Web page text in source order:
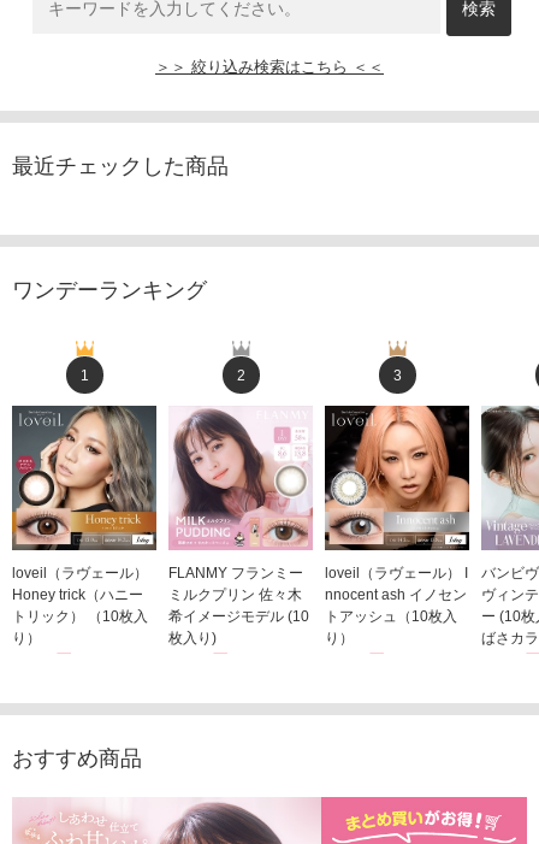
＞＞ 絞り込み検索はこちら ＜＜
最近チェックした商品
ワンデーランキング
1
loveil（ラヴェール）
Honey trick（ハニー
トリック） （10枚入
り）
2
FLANMY フランミー
ミルクプリン 佐々木
希イメージモデル (10
枚入り)
3
loveil（ラヴェール） I
nnocent ash イノセン
トアッシュ（10枚入
り）
バンビ
ヴィン
ー (10
ばさカ
おすすめ商品